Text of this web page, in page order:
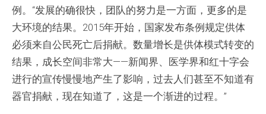
例。“发展的确很快，团队的努力是一方面，更多的是
大环境的结果。2015年开始，国家发布条例规定供体
必须来自公民死亡后捐献。数量增长是供体模式转变的
结果，成长空间非常大——新闻界、医学界和红十字会
进行的宣传慢慢地产生了影响，过去人们甚至不知道有
器官捐献，现在知道了，这是一个渐进的过程。”